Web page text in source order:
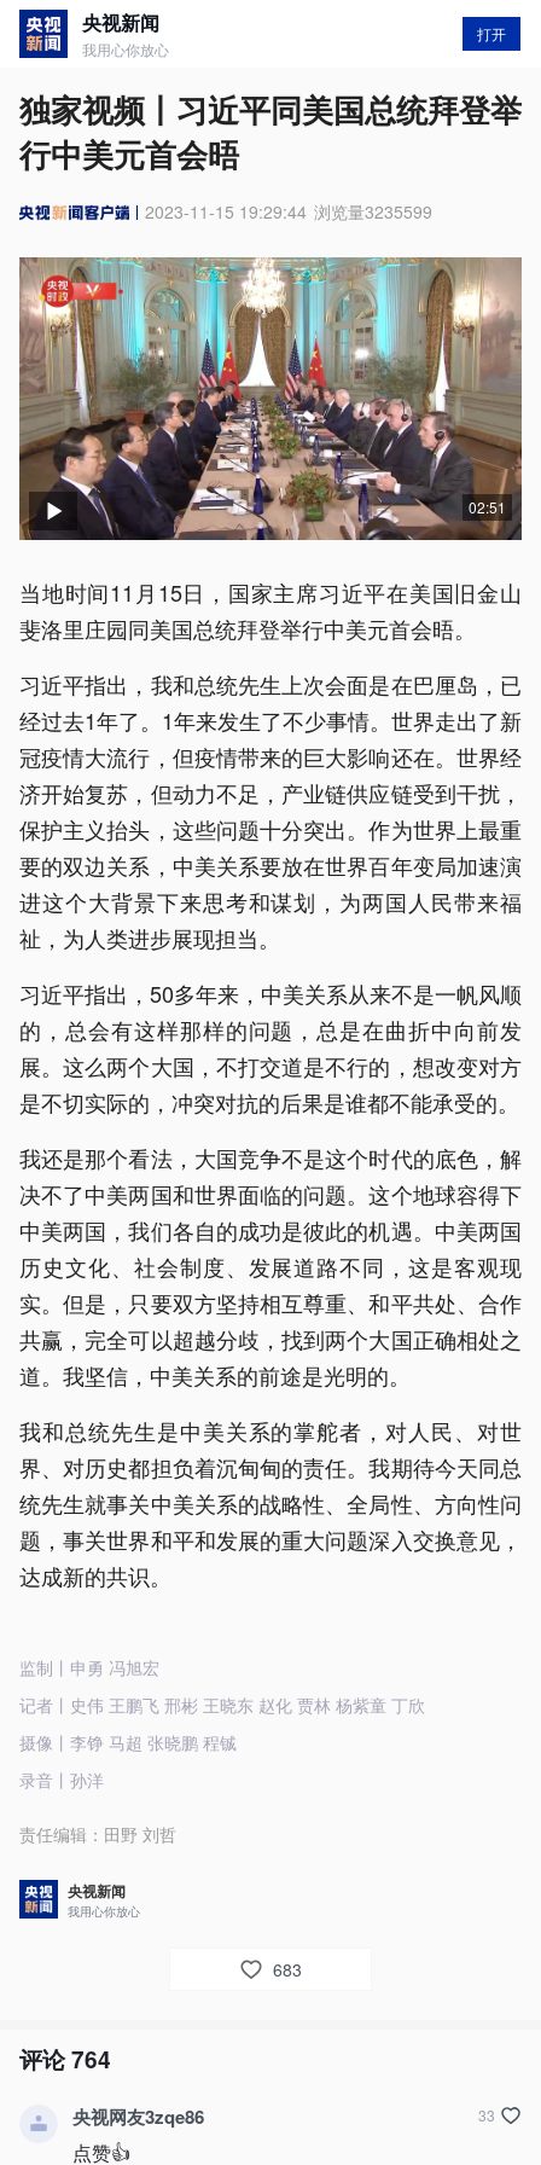
央视新闻
我用心你放心
打开
独家视频丨习近平同美国总统拜登举
行中美元首会晤
2023-11-15 19:29:44 浏览量3235599
02:51
当地时间11月15日，国家主席习近平在美国旧金山
斐洛里庄园同美国总统拜登举行中美元首会晤。
习近平指出，我和总统先生上次会面是在巴厘岛，已
经过去1年了。1年来发生了不少事情。世界走出了新
冠疫情大流行，但疫情带来的巨大影响还在。世界经
济开始复苏，但动力不足，产业链供应链受到干扰，
保护主义抬头，这些问题十分突出。作为世界上最重
要的双边关系，中美关系要放在世界百年变局加速演
进这个大背景下来思考和谋划，为两国人民带来福
祉，为人类进步展现担当。
习近平指出，50多年来，中美关系从来不是一帆风顺
的，总会有这样那样的问题，总是在曲折中向前发
展。这么两个大国，不打交道是不行的，想改变对方
是不切实际的，冲突对抗的后果是谁都不能承受的。
我还是那个看法，大国竞争不是这个时代的底色，解
决不了中美两国和世界面临的问题。这个地球容得下
中美两国，我们各自的成功是彼此的机遇。中美两国
历史文化、社会制度、发展道路不同，这是客观现
实。但是，只要双方坚持相互尊重、和平共处、合作
共赢，完全可以超越分歧，找到两个大国正确相处之
道。我坚信，中美关系的前途是光明的。
我和总统先生是中美关系的掌舵者，对人民、对世
界、对历史都担负着沉甸甸的责任。我期待今天同总
统先生就事关中美关系的战略性、全局性、方向性问
题，事关世界和平和发展的重大问题深入交换意见，
达成新的共识。
监制丨申勇 冯旭宏
记者丨史伟 王鹏飞 邢彬 王晓东 赵化 贾林 杨紫童 丁欣
摄像丨李铮 马超 张晓鹏 程铖
录音丨孙洋
责任编辑： 田野 刘哲
央视新闻
我用心你放心
683
评论764
央视网友3zqe86
点赞👍
33